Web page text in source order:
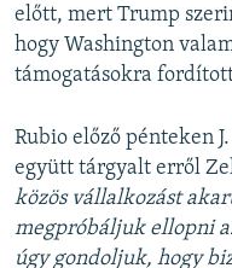
előtt, mert Trump
hogy Washington
támogatásokra
Rubio előző pénteken
együtt tárgyalt erről
közös vállalkozást
megpróbáljuk ellopni
úgy gondoljuk, hogy